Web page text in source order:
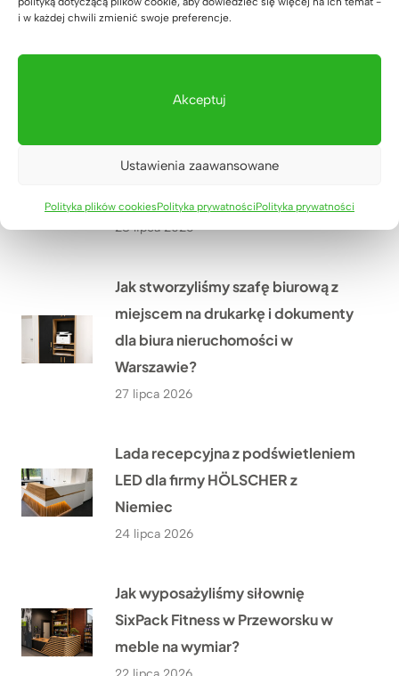
i w każdej chwili zmienić swoje preferencje.
Akceptuj
Ustawienia zaawansowane
Polityka plików cookiesPolityka prywatnościPolityka prywatności
Meble dla szkoły językowej Lucky
która wspiera naukę
Meble biurowe dla Kancelarii
Adwokackiej Adwokat Marty
Giezowskiej w Zielonej Górze
28 lipca 2026
Jak stworzyliśmy szafę biurową z
miejscem na drukarkę i dokumenty
dla biura nieruchomości w
Warszawie?
27 lipca 2026
Lada recepcyjna z podświetleniem
LED dla firmy HÖLSCHER z
Niemiec
24 lipca 2026
Jak wyposażyliśmy siłownię
SixPack Fitness w Przeworsku w
meble na wymiar?